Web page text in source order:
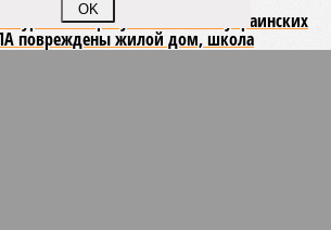
в результате атаки украинских
повреждены жилой дом, школа
и библиотека
OK